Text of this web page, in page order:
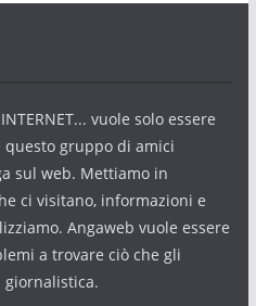
vuole solo essere
gruppo di amici
sul web. Mettiamo in
ci visitano, informazioni e
Angaweb vuole essere
a trovare ciò che gli
giornalistica.